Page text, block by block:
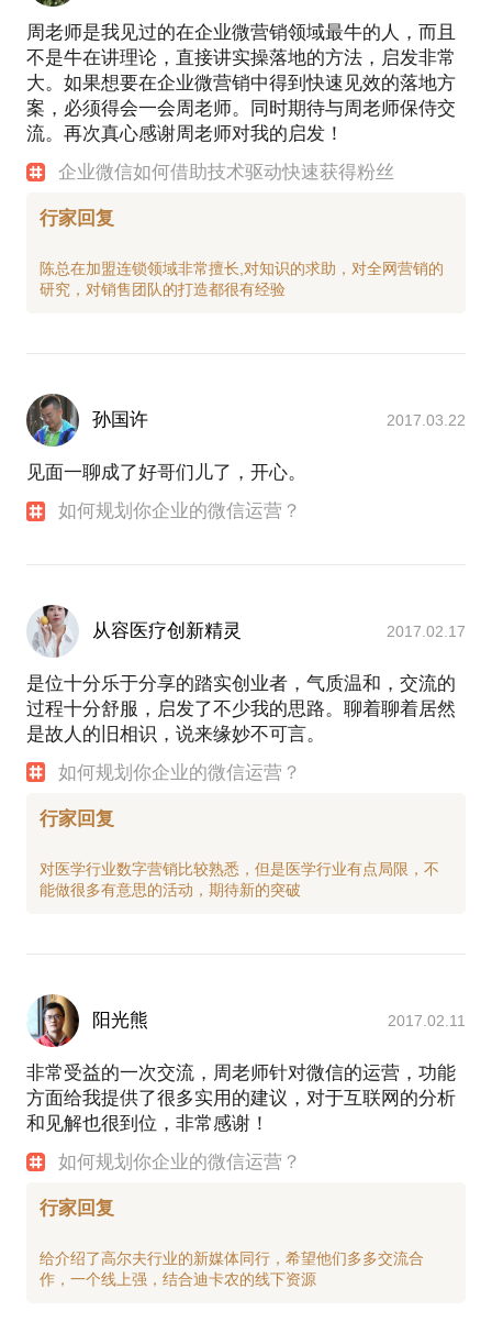
周老师是我见过的在企业微营销领域最牛的人，而且
不是牛在讲理论，直接讲实操落地的方法，启发非常
大。如果想要在企业微营销中得到快速见效的落地方
案，必须得会一会周老师。同时期待与周老师保侍交
流。再次真心感谢周老师对我的启发！
企业微信如何借助技术驱动快速获得粉丝
行家回复
陈总在加盟连锁领域非常擅长,对知识的求助，对全网营销的
孙国许 2017.03.22
见面一聊成了好哥们儿了，开心。
如何规划你企业的微信运营？
从容医疗创新精灵 2017.02.17
是位十分乐于分享的踏实创业者，气质温和，交流的
过程十分舒服，启发了不少我的思路。聊着聊着居然
是故人的旧相识，说来缘妙不可言。
如何规划你企业的微信运营？
行家回复
对医学行业数字营销比较熟悉，但是医学行业有点局限，不
阳光熊 2017.02.11
非常受益的一次交流，周老师针对微信的运营，功能
方面给我提供了很多实用的建议，对于互联网的分析
和见解也很到位，非常感谢！
如何规划你企业的微信运营？
行家回复
给介绍了高尔夫行业的新媒体同行，希望他们多多交流合